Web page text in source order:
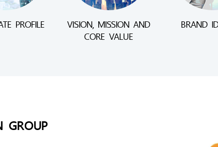
PROFILE VISION, MISSION AND
CORE VALUE
BRAND
GROUP